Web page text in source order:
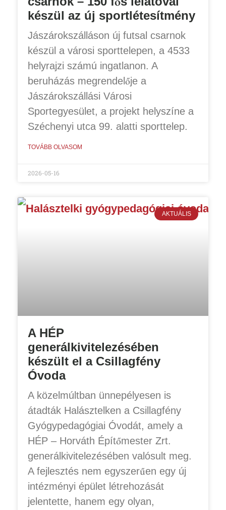
készül az új sportlétesítmény
Jászárokszálláson új futsal csarnok
készül a városi sporttelepen, a 4533
helyrajzi számú ingatlanon. A
beruházás megrendelője a
Jászárokszállási Városi
Sportegyesület, a projekt helyszíne a
Széchenyi utca 99. alatti sporttelep.
TOVÁBB OLVASOM
2026-05-16
AKTUÁLIS
A HÉP
generálkivitelezésében
készült el a Csillagfény
Óvoda
A közelmúltban ünnepélyesen is
átadták Halásztelken a Csillagfény
Gyógypedagógiai Óvodát, amely a
HÉP – Horváth Építőmester Zrt.
generálkivitelezésében valósult meg.
A fejlesztés nem egyszerűen egy új
intézményi épület létrehozását
jelentette, hanem egy olyan,